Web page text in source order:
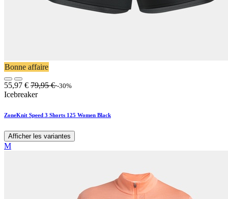
Bonne affaire
55,97 € 79,95€ -30%
Icebreaker
ZoneKnit Speed 3 Shorts 125 Women Black
Afficher les variantes
M